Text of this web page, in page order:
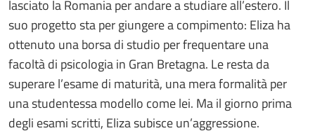
lasciato la Romania per andare a studiare all’estero. Il
suo progetto sta per giungere a compimento: Eliza ha
ottenuto una borsa di studio per frequentare una
facoltà di psicologia in Gran Bretagna. Le resta da
superare l’esame di maturità, una mera formalità per
una studentessa modello come lei. Ma il giorno prima
degli esami scritti, Eliza subisce un’aggressione.